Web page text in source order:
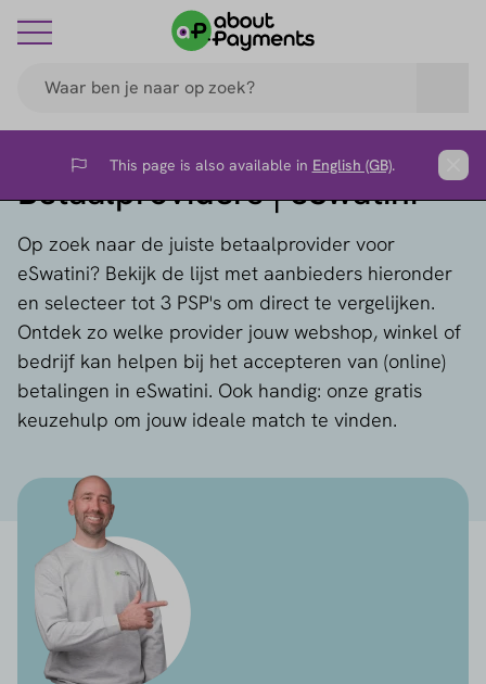
Flag This page is also available in English (GB).
Betaalproviders | eSwatini
Op zoek naar de juiste betaalprovider voor
eSwatini? Bekijk de lijst met aanbieders hieronder
en selecteer tot 3 PSP's om direct te vergelijken.
Ontdek zo welke provider jouw webshop, winkel of
bedrijf kan helpen bij het accepteren van (online)
betalingen in eSwatini. Ook handig: onze gratis
keuzehulp om jouw ideale match te vinden.